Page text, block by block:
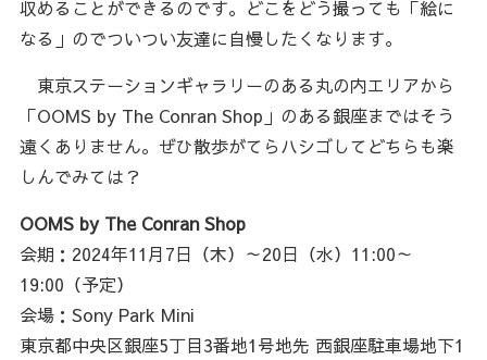
収めることができるのです。どこをどう撮っても「絵に
なる」のでついつい友達に自慢したくなります。
東京ステーションギャラリーのある丸の内エリアから
「OOMS by The Conran Shop」のある銀座まではそう
遠くありません。ぜひ散歩がてらハシゴしてどちらも楽
しんでみては？
OOMS by The Conran Shop
会期：2024年11月7日（木）～20日（水）11:00～
19:00（予定）
会場：Sony Park Mini
東京都中央区銀座5丁目3番地1号地先 西銀座駐車場地下1